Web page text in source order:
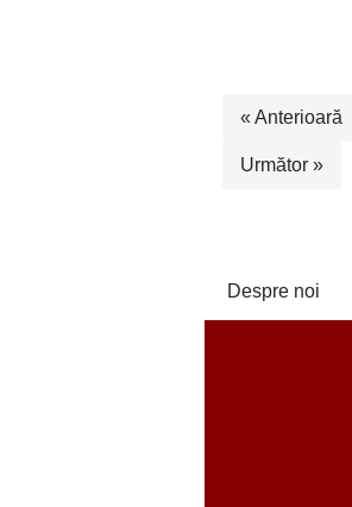
« Anterioară
Următor »
Despre noi